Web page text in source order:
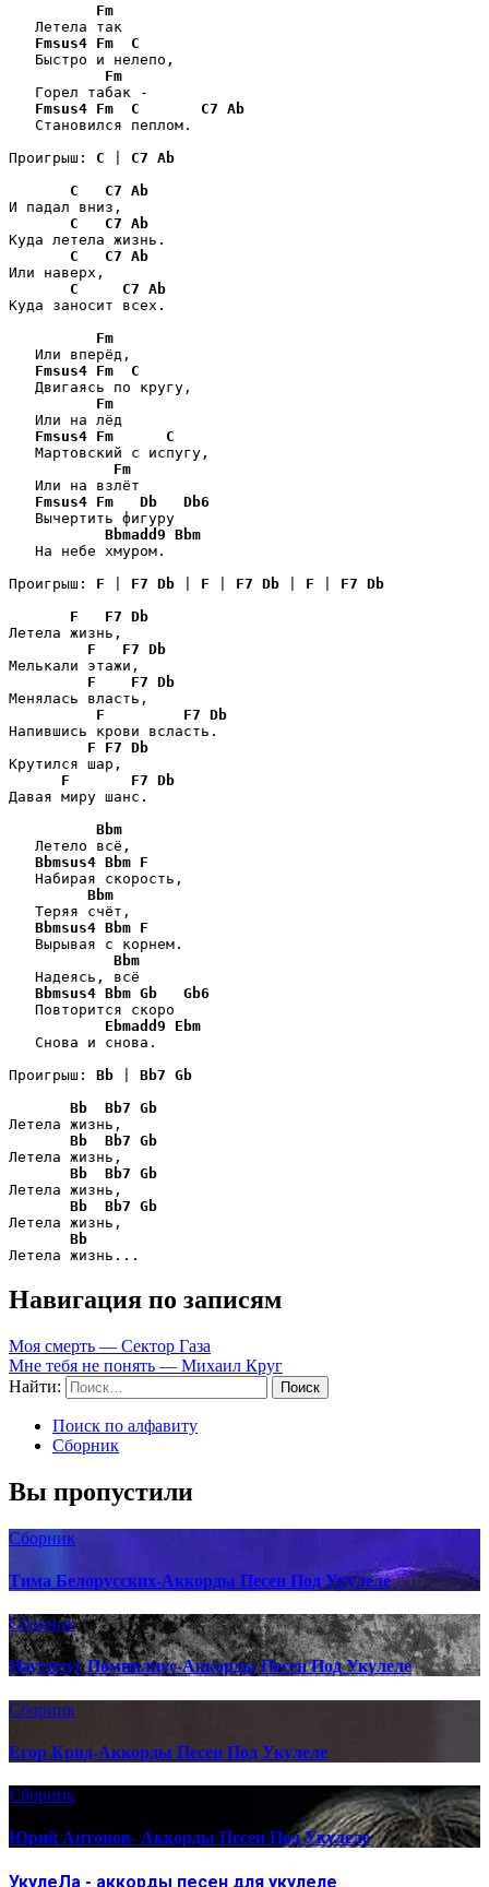
Fm
   Летела так
Fmsus4 Fm
C
   Быстро и нелепо,
Fm
   Горел табак -
Fmsus4 Fm C C7 Ab
   Становился пеплом.
Проигрыш: C C7 Ab
C
C7 Ab
И падал вниз,
C
C7 Ab
Куда летела жизнь.
C
C7 Ab
Или наверх,
C
C7 Ab
Куда заносит всех.
Fm
   Или вперёд,
Fmsus4 Fm
C
   Двигаясь по кругу,
Fm
   Или на лёд
Fmsus4 Fm
C
   Мартовский с испугу,
Fm
   Или на взлёт
Fmsus4 Fm Db
Db6
   Вычертить фигуру
Bbmadd9 Bbm
   На небе хмуром.
Проигрыш: F F7 Db F F7 Db F F7 Db
F
F7 Db
Летела жизнь,
F
F7 Db
Мелькали этажи,
F
F7 Db
Менялась власть,
F
F7 Db
Напившись крови всласть.
F
F7 Db
Крутился шар,
F
F7 Db
Давая миру шанс.
Bbm
   Летело всё,
Bbmsus4 Bbm F
   Набирая скорость,
Bbm
   Теряя счёт,
Bbmsus4 Bbm F
   Вырывая с корнем.
Bbm
   Надеясь, всё
Bbmsus4 Bbm Gb
Gb6
   Повторится скоро
Ebmadd9
Ebm
   Снова и снова.
Проигрыш: Bb Bb7 Gb
Bb
Bb7 Gb
Летела жизнь,
Bb
Bb7 Gb
Летела жизнь,
Bb
Bb7 Gb
Летела жизнь,
Bb
Bb7 Gb
Летела жизнь,
Bb
Летела жизнь...
Навигация по записям
Моя смерть — Сектор Газа
Мне тебя не понять — Михаил Круг
Найти:
Поиск по алфавиту
Сборник
Вы пропустили
Сборник
Тима Белорусских-Аккорды Песен Под Укулеле
Сборник
Наутилус Помпилиус-Аккорды Песен Под Укулеле
Сборник
Егор Крид-Аккорды Песен Под Укулеле
Сборник
Юрий Антонов- Аккорды Песен Под Укулеле
УкулеЛа - аккорды песен для укулеле